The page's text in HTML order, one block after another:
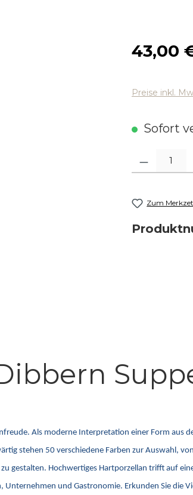
Regulärer
43,00
Preise inkl.
Sofort
Produkt
Zum
Als moderne Interpretation einer Form aus
stehen 50 verschiedene Farben zur Auswahl,
gestalten. Hochwertiges Hartporzellan trifft auf
und Gastronomie. Erkunden Sie die